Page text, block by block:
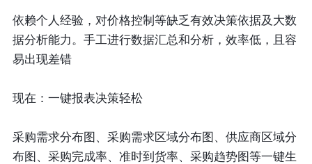
依赖个人经验，对价格控制等缺乏有效决策依据及大数
据分析能力。手工进行数据汇总和分析，效率低，且容
易出现差错
现在：一键报表决策轻松
采购需求分布图、采购需求区域分布图、供应商区域分
布图、采购完成率、准时到货率、采购趋势图等一键生